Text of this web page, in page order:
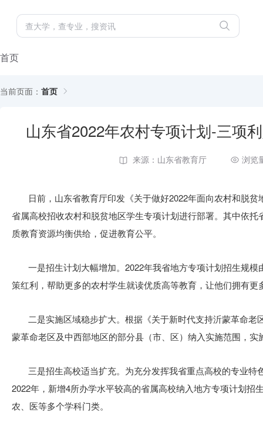
首页
当前页面： 首页
山东省2022年农村专项计划-三项
来源：山东省教育厅 浏览
日前，山东省教育厅印发《关于做好2022年面向农村和脱
省属高校招收农村和脱贫地区学生专项计划进行部署。其中依
质教育资源均衡供给，促进教育公平。
一是招生计划大幅增加。2022年我省地方专项计划招生规
策红利，帮助更多的农村学生就读优质高等教育，让他们拥有更
二是实施区域稳步扩大。根据《关于新时代支持沂蒙革命
蒙革命老区及中西部地区的部分县（市、区）纳入实施范围，
三是招生高校适当扩充。为充分发挥我省重点高校的专业
2022年，新增4所办学水平较高的省属高校纳入地方专项计划
农、医等多个学科门类。